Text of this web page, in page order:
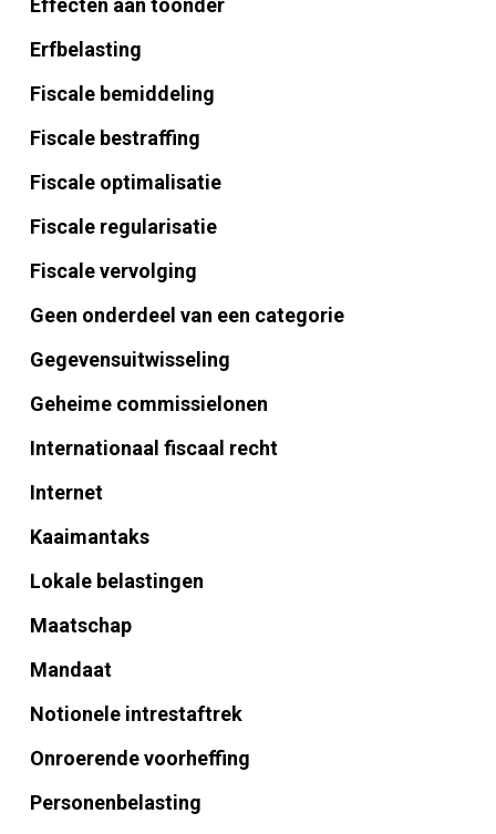
Effecten aan toonder
Erfbelasting
Fiscale bemiddeling
Fiscale bestraffing
Fiscale optimalisatie
Fiscale regularisatie
Fiscale vervolging
Geen onderdeel van een categorie
Gegevensuitwisseling
Geheime commissielonen
Internationaal fiscaal recht
Internet
Kaaimantaks
Lokale belastingen
Maatschap
Mandaat
Notionele intrestaftrek
Onroerende voorheffing
Personenbelasting